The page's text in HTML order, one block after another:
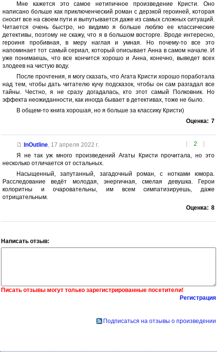
Мне кажется это самое нетипичное произведение Кристи. Оно
написано больше как приключенческий роман с дерзкой героиней, которая
сносит все на своем пути и выпутывается даже из самых сложных ситуаций.
Читается очень быстро, но видимо я больше люблю ее классические
детективы, поэтому не скажу, что я в большом восторге. Вроде интересно,
героиня пробивная, в меру наглая и умная. Но почему-то все это
напоминает тот самый сериал, который описывает Анна в самом начале. И
уже понимаешь, что все кончится хорошо и Анна, конечно, выведет всех
злодеев на чистую воду.
После прочтения, я могу сказать, что Агата Кристи хорошо поработала
над тем, чтобы дать читателю кучу подсказок, чтобы он сам разгадал все
тайны. Честно, я не сразу догадалась, кто этот самый Полковник. Но
эффекта неожиданности, как иногда бывает в детективах, тоже не было.
В общем-то книга хорошая, но я больше за классику Кристи)
Оценка: 7
[ 2 ]
InOutline, 17 апреля 2022 г.
Я не так уж много произведений Агаты Кристи прочитала, но это
несколько отличается от остальных.
Насыщенный, запутанный, загадочный роман, с нотками юмора.
Расследование ведёт молодая, энергичная, смелая девушка. Герои
колоритны и очаровательны, им всем симпатизируешь, даже
отрицательным.
Оценка: 8
Написать отзыв:
Писать отзывы могут только зарегистрированные посетители!
Регистрация
Подписаться на отзывы о произведении